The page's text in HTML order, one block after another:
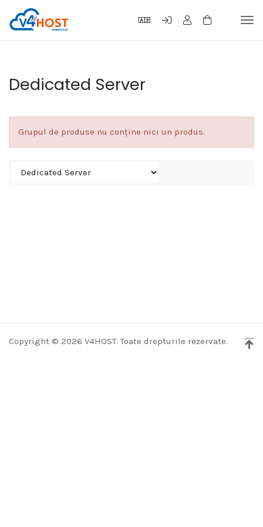
Dedicated Server
Grupul de produse nu conține nici un produs.
Copyright © 2026 V4HOST. Toate drepturile rezervate.